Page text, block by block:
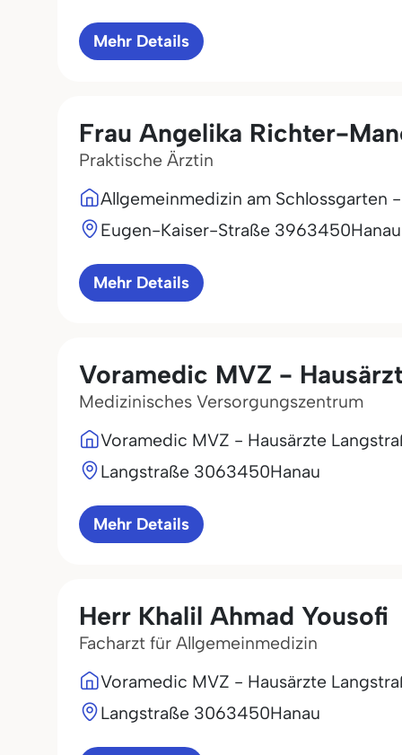
Mehr Details
Frau Angelika Richter-
Praktische Ärztin
Allgemeinmedizin am Schlossgarten
Eugen-Kaiser-Straße 3963450Hanau
Mehr Details
Voramedic MVZ -
Medizinisches Versorgungszentrum
Voramedic MVZ - Hausärzte
Langstraße 3063450Hanau
Mehr Details
Herr Khalil Ahmad Yousofi
Facharzt für Allgemeinmedizin
Voramedic MVZ - Hausärzte
Langstraße 3063450Hanau